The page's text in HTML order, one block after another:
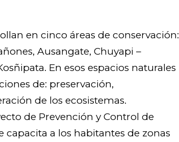
en cinco áreas de conservación:
Ausangate, Chuyapi –
En esos espacios naturales
de: preservación,
de los ecosistemas.
de Prevención y Control de
capacita a los habitantes de zonas